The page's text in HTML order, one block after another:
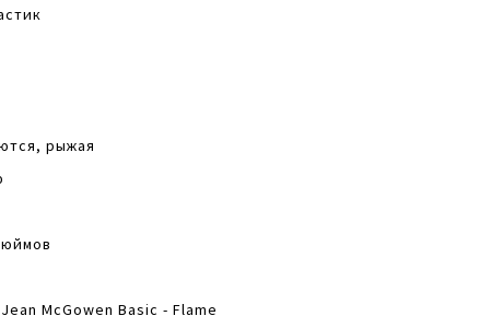
рыжая
McGowen Basic - Flame